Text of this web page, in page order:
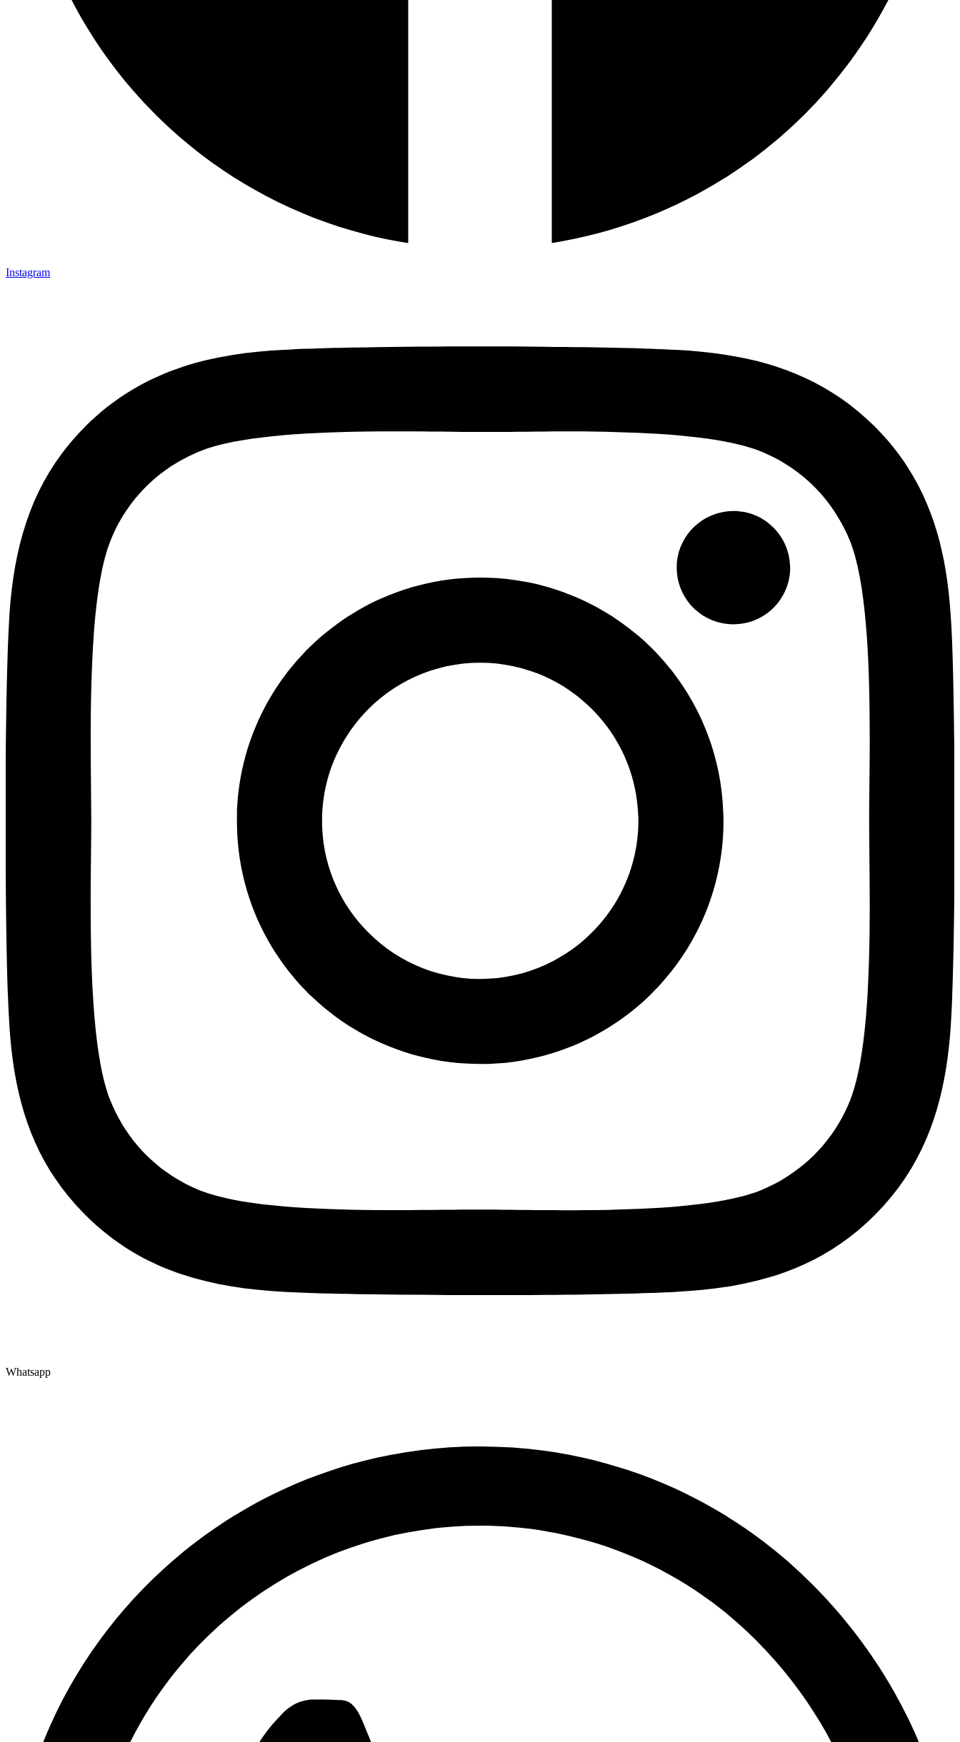
Instagram
Whatsapp